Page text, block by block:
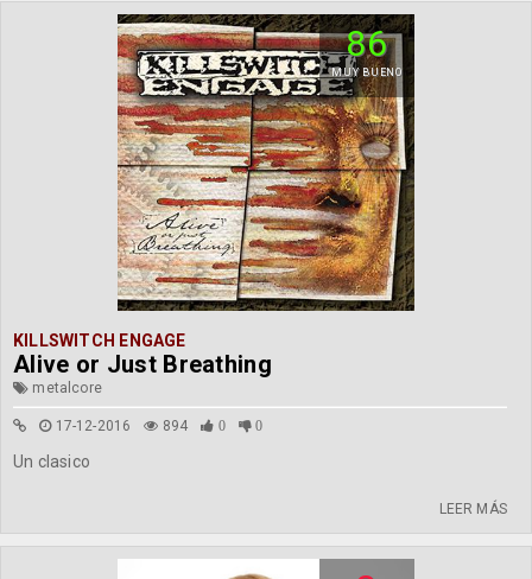
86
MUY BUENO
KILLSWITCH ENGAGE
Alive or Just Breathing
metalcore
17-12-2016 894 0 0
Un clasico
LEER MÁS